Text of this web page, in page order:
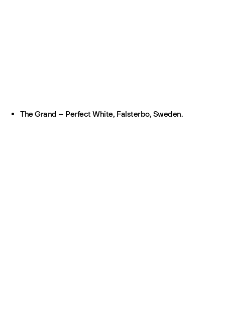
The Grand – Perfect White, Falsterbo, Sweden.